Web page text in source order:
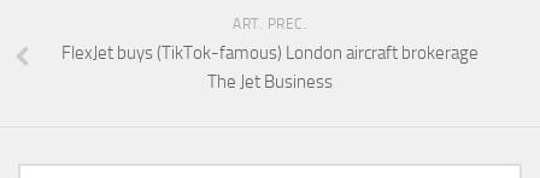
ART. PREC.
FlexJet buys (TikTok-famous) London aircraft brokerage
The Jet Business